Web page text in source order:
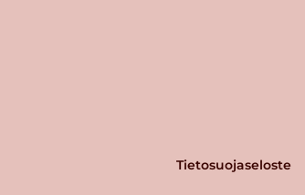
Tietosuojaseloste